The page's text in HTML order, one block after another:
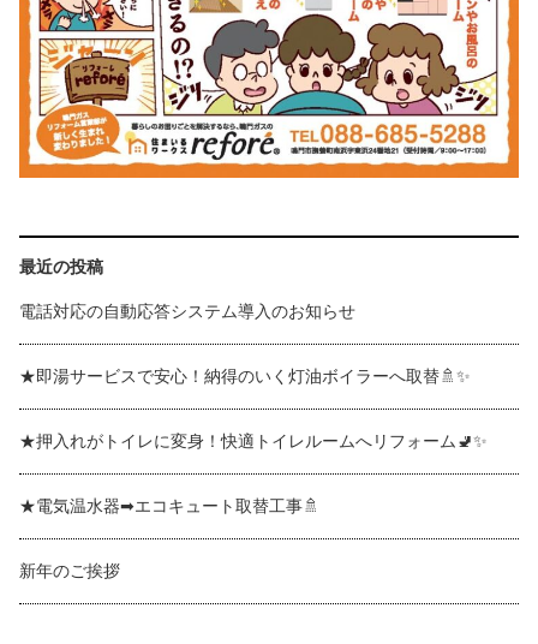
最近の投稿
電話対応の自動応答システム導入のお知らせ
★即湯サービスで安心！納得のいく灯油ボイラーへ取替🚿✨
★押入れがトイレに変身！快適トイレルームへリフォーム🚽✨
★電気温水器➡エコキュート取替工事🚿
新年のご挨拶